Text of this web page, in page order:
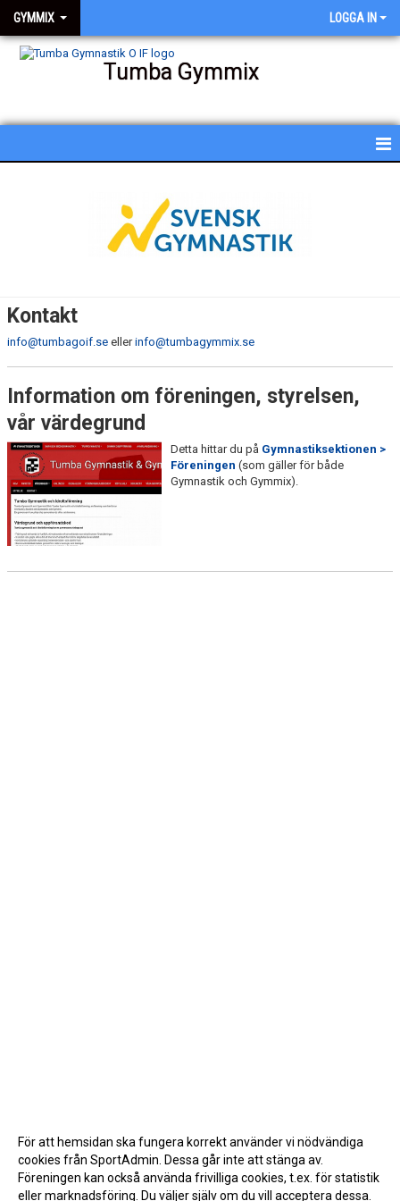
GYMMIX LOGGA IN
Tumba Gymmix
BILDGALLERI
DOKUMENT
TRÄNINGSRESA
TRIVSELREGLER
KONTAKT
Kontakt
info@tumbagoif.se ellerinfo@tumbagymmix.se
Information om föreningen, styrelsen,
vår värdegrund
Detta hittar du på Gymnastiksektionen >
Föreningen (som gäller för både
Gymnastik och Gymmix).
För att hemsidan ska fungera korrekt använder vi nödvändiga
cookies från SportAdmin. Dessa går inte att stänga av.
Föreningen kan också använda frivilliga cookies, t.ex. för statistik
eller marknadsföring. Du väljer själv om du vill acceptera dessa.